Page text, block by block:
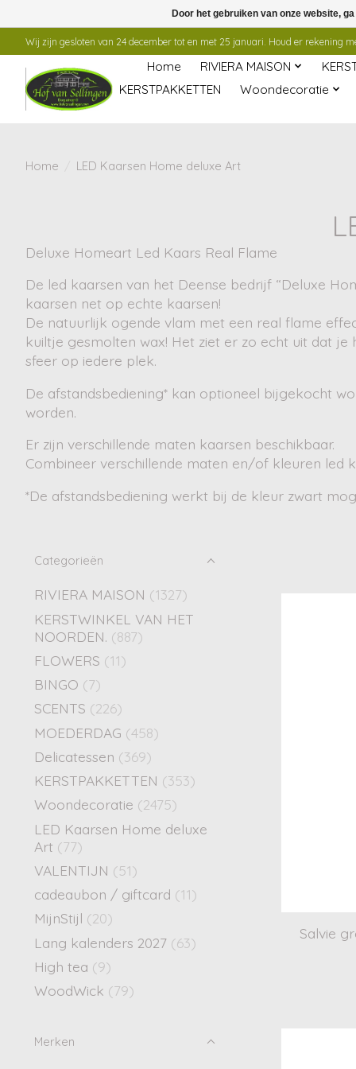
Wij zijn gesloten van 24 december tot en met 25 januari. Houd er rekening
Home RIVIERA MAISON
KERSTPAKKETTEN
Woondecoratie
Home LED Kaarsen Home deluxe Art
Deluxe Homeart Led Kaars Real Flame
De led kaarsen van het Deense bedrijf “Deluxe
kaarsen net op echte kaarsen!
De natuurlijk ogende vlam met een real flame
kuiltje gesmolten wax! Het ziet er zo echt uit dat
sfeer op iedere plek.
De afstandsbediening* kan optioneel bijgekocht
worden.
Er zijn verschillende maten kaarsen beschikbaar.
Combineer verschillende maten en/of kleuren led
*De afstandsbediening werkt bij de kleur zwart
Categorieën
RIVIERA MAISON (1327)
KERSTWINKEL VAN HET
NOORDEN. (887)
FLOWERS (11)
BINGO (7)
SCENTS (226)
MOEDERDAG (458)
Delicatessen (369)
KERSTPAKKETTEN (353)
Woondecoratie (2475)
LED Kaarsen Home deluxe
Art (77)
VALENTIJN (51)
cadeaubon / giftcard (11)
MijnStijl (20)
Lang kalenders 2027 (63)
High tea (9)
WoodWick (79)
Merken
Salvie
Door het gebruiken van onze website,